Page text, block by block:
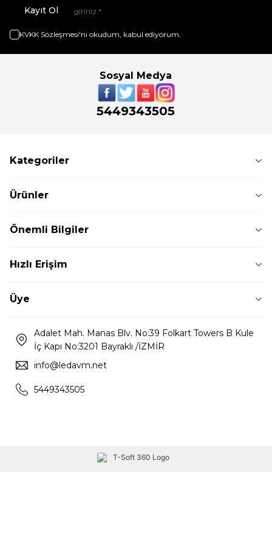
Kayıt Ol
KVKK Sözleşmesi'ni okudum, kabul ediyorum.
Sosyal Medya
5449343505
Kategoriler
Ürünler
Önemli Bilgiler
Hızlı Erişim
Üye
Adalet Mah. Manas Blv. No:39 Folkart Towers B Kule
İç Kapı No:3201 Bayraklı /İZMİR
info@ledavm.net
5449343505